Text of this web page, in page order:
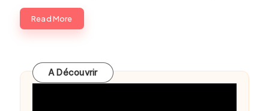
Read More
A Découvrir